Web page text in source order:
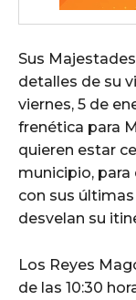
Sus
detalles de su
viernes, 5 de
frenética para
quieren estar
municipio,
con sus
desvelan su
Los Reyes
de las 10:30